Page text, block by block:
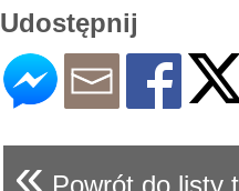
Udostępnij
«